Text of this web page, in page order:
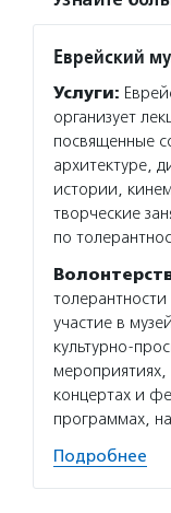
Еврейский
Услуги:
организует
посвященные
архитектуре,
истории,
творческие
по
участие в
культурно-
мероприятиях,
концертах и
программах,
Подробнее